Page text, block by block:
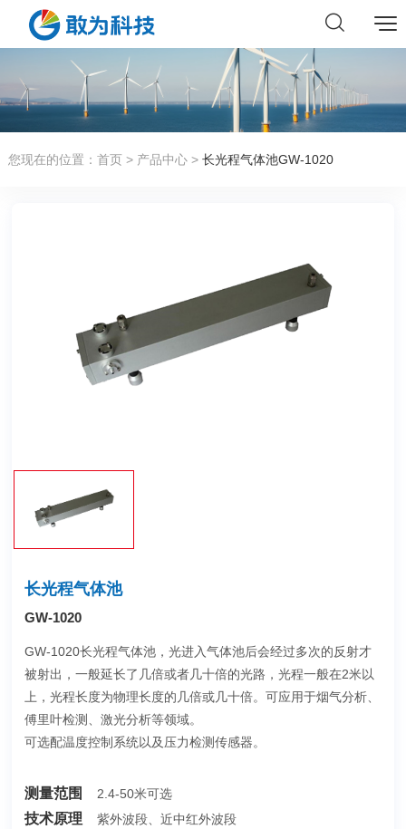
您现在的位置： 首页> 产品中心> 长光程气体池GW-1020
长光程气体池
GW-1020
GW-1020长光程气体池，光进入气体池后会经过多次的反射才
被射出，一般延长了几倍或者几十倍的光路，光程一般在2米以
上，光程长度为物理长度的几倍或几十倍。可应用于烟气分析、
傅里叶检测、激光分析等领域。
可选配温度控制系统以及压力检测传感器。
测量范围 2.4-50米可选
技术原理 紫外波段、近中红外波段